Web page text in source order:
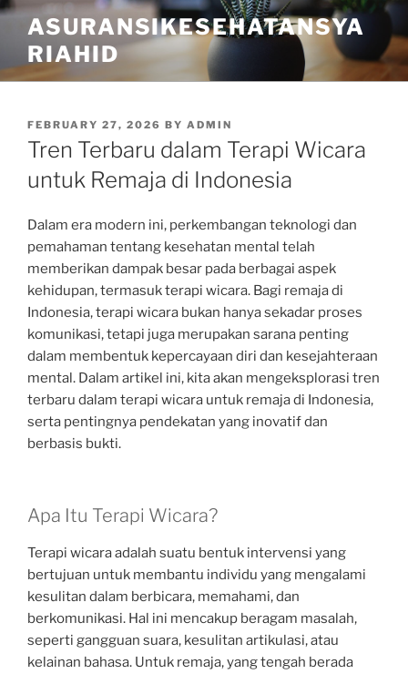
Skip
content
ASURANSIKESEHATANSYA
RIAHID
POSTED
ON
FEBRUARY 27, 2026 BY ADMIN
Tren Terbaru dalam Terapi Wicara
untuk Remaja di Indonesia
Dalam era modern ini, perkembangan teknologi dan
pemahaman tentang kesehatan mental telah
memberikan dampak besar pada berbagai aspek
kehidupan, termasuk terapi wicara. Bagi remaja di
Indonesia, terapi wicara bukan hanya sekadar proses
komunikasi, tetapi juga merupakan sarana penting
dalam membentuk kepercayaan diri dan kesejahteraan
mental. Dalam artikel ini, kita akan mengeksplorasi tren
terbaru dalam terapi wicara untuk remaja di Indonesia,
serta pentingnya pendekatan yang inovatif dan
berbasis bukti.
Apa Itu Terapi Wicara?
Terapi wicara adalah suatu bentuk intervensi yang
bertujuan untuk membantu individu yang mengalami
kesulitan dalam berbicara, memahami, dan
berkomunikasi. Hal ini mencakup beragam masalah,
seperti gangguan suara, kesulitan artikulasi, atau
kelainan bahasa. Untuk remaja, yang tengah berada